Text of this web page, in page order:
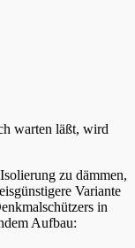
warten läßt, wird
zu dämmen,
Variante
in
Aufbau: